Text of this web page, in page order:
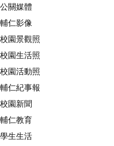
公關媒體
輔仁影像
校園景觀照
校園生活照
校園活動照
輔仁紀事報
校園新聞
輔仁教育
學生生活